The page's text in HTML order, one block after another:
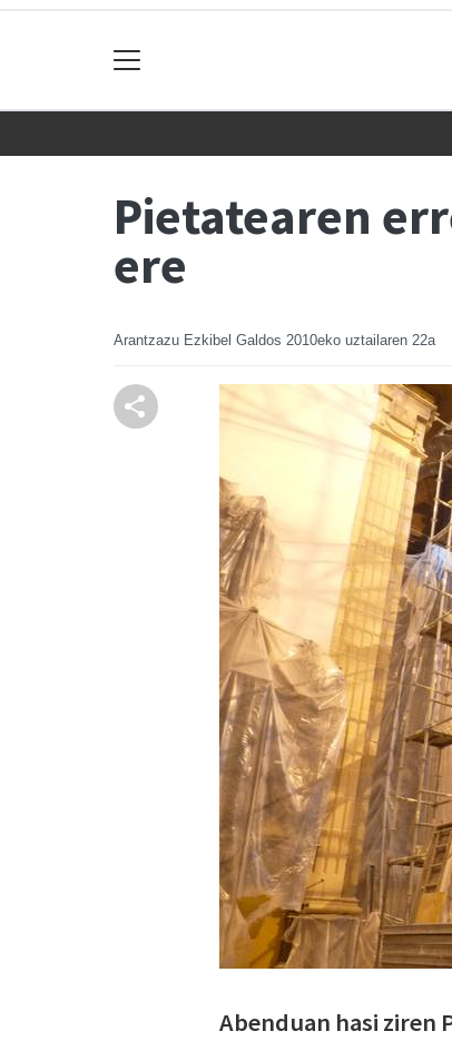
Pietatearen
ere
Arantzazu Ezkibel Galdos 2010eko uztailaren 22a
Abenduan hasi ziren